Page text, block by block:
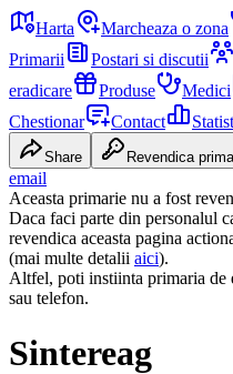
Harta Marcheaza o zona
Primarii
Postari si discutii
eradicare
Produse Medici
Chestionar
Contact
Share Revendica
email
Aceasta primarie nu a fost
Daca faci parte din personalul
revendica aceasta pagina
(mai multe detalii aici).
Altfel, poti instiinta primaria de
sau telefon.
Sintereag